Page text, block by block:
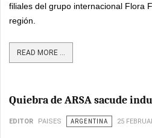
filiales del grupo internacional Flora
región.
READ MORE ...
Quiebra de ARSA sacude
EDITOR PAISES ARGENTINA 25